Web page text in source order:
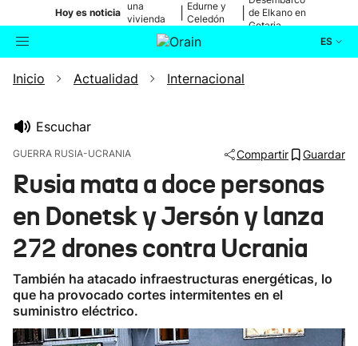
Hoy es noticia
una
vivienda
de Bilbao
Edurne y
Celedón
de Elkano en
Getaria
ES
Buscador Actualidad
Ikusmiran
Eguraldia
Inicio Actualidad Internacional
Escuchar
GUERRA RUSIA-UCRANIA Compartir Guardar
Rusia mata a doce personas
en Donetsk y Jersón y lanza
272 drones contra Ucrania
También ha atacado infraestructuras energéticas, lo
que ha provocado cortes intermitentes en el
suministro eléctrico.